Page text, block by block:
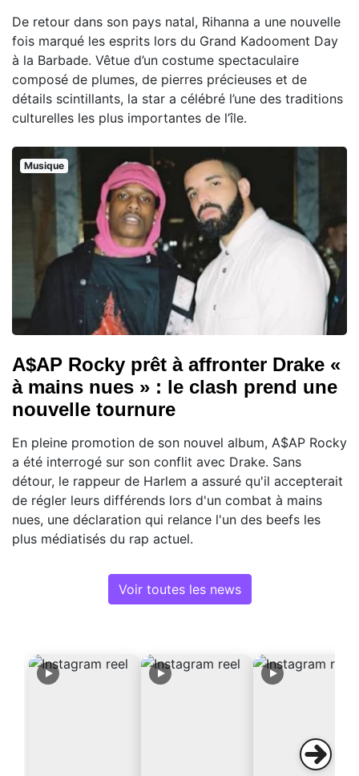
De retour dans son pays natal, Rihanna a une nouvelle
fois marqué les esprits lors du Grand Kadooment Day
à la Barbade. Vêtue d’un costume spectaculaire
composé de plumes, de pierres précieuses et de
détails scintillants, la star a célébré l’une des traditions
culturelles les plus importantes de l’île.
Musique
A$AP Rocky prêt à affronter Drake «
à mains nues » : le clash prend une
nouvelle tournure
En pleine promotion de son nouvel album, A$AP Rocky
a été interrogé sur son conflit avec Drake. Sans
détour, le rappeur de Harlem a assuré qu'il accepterait
de régler leurs différends lors d'un combat à mains
nues, une déclaration qui relance l'un des beefs les
plus médiatisés du rap actuel.
Voir toutes les news